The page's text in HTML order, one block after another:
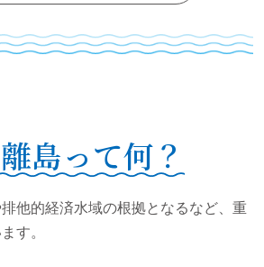
ューに新たに記事を掲載しました！
関する研究提案を募集します！
本募集に関する情報は参考として掲載し
ト及びシンポジウムを開催します！
島って何？
他的経済水域の根拠となるなど、重
す。